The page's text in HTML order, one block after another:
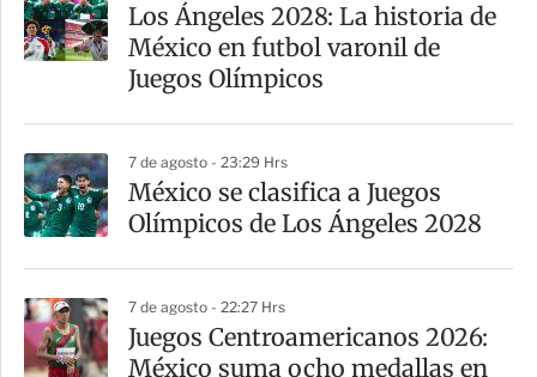
Los Ángeles 2028: La historia de
México en futbol varonil de
Juegos Olímpicos
7 de agosto - 23:29 Hrs
México se clasifica a Juegos
Olímpicos de Los Ángeles 2028
7 de agosto - 22:27 Hrs
Juegos Centroamericanos 2026:
México suma ocho medallas en